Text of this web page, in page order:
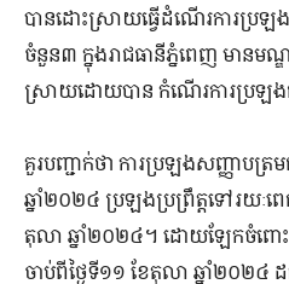
បានដោះស្រាយធ្វើដំណើរការប្រ
ចំនួន៣ ក្នុងរាជធានីភ្នំពេញ មានម
ស្រាយដោយបាន កំណើរការប្រឡង
គួរបញ្ជាក់ថា ការប្រឡងសញ្ញាបត្
ឆ្នាំ២០២៤ ប្រឡងប្រព្រឹត្តទៅរយៈព
តុលា ឆ្នាំ២០២៤។ ដោយឡែកចំពោះ
ចាប់ពីថ្ងៃទី១១ ខែតុលា ឆ្នាំ២០២៤